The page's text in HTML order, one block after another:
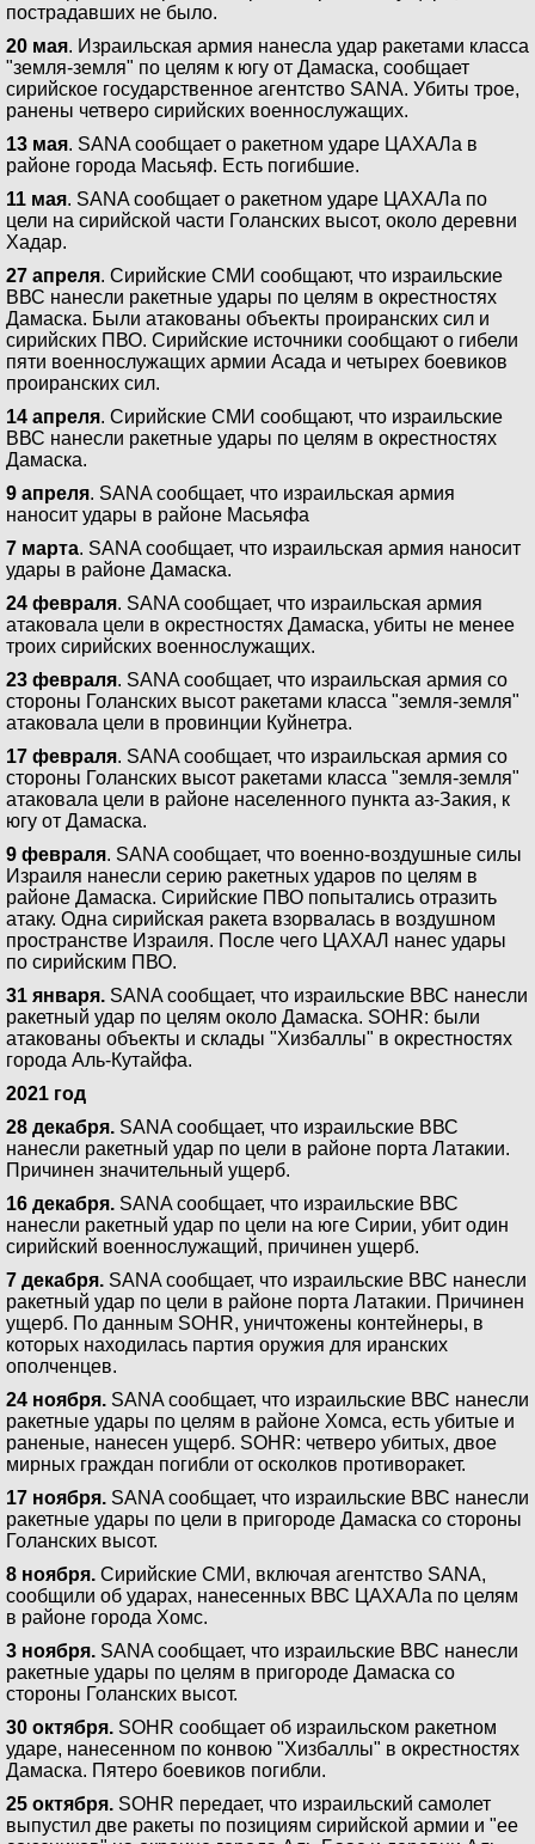
пострадавших не было.
20 мая. Израильская армия нанесла удар ракетами класса
"земля-земля" по целям к югу от Дамаска, сообщает
сирийское государственное агентство SANA. Убиты трое,
ранены четверо сирийских военнослужащих.
13 мая. SANA сообщает о ракетном ударе ЦАХАЛа в
районе города Масьяф. Есть погибшие.
11 мая. SANA сообщает о ракетном ударе ЦАХАЛа по
цели на сирийской части Голанских высот, около деревни
Хадар.
27 апреля. Сирийские СМИ сообщают, что израильские
ВВС нанесли ракетные удары по целям в окрестностях
Дамаска. Были атакованы объекты проиранских сил и
сирийских ПВО. Сирийские источники сообщают о гибели
пяти военнослужащих армии Асада и четырех боевиков
проиранских сил.
14 апреля. Сирийские СМИ сообщают, что израильские
ВВС нанесли ракетные удары по целям в окрестностях
Дамаска.
9 апреля. SANA сообщает, что израильская армия
наносит удары в районе Масьяфа
7 марта. SANA сообщает, что израильская армия наносит
удары в районе Дамаска.
24 февраля. SANA сообщает, что израильская армия
атаковала цели в окрестностях Дамаска, убиты не менее
троих сирийских военнослужащих.
23 февраля. SANA сообщает, что израильская армия со
стороны Голанских высот ракетами класса "земля-земля"
атаковала цели в провинции Куйнетра.
17 февраля. SANA сообщает, что израильская армия со
стороны Голанских высот ракетами класса "земля-земля"
атаковала цели в районе населенного пункта аз-Закия, к
югу от Дамаска.
9 февраля. SANA сообщает, что военно-воздушные силы
Израиля нанесли серию ракетных ударов по целям в
районе Дамаска. Сирийские ПВО попытались отразить
атаку. Одна сирийская ракета взорвалась в воздушном
пространстве Израиля. После чего ЦАХАЛ нанес удары
по сирийским ПВО.
31 января. SANA сообщает, что израильские ВВС нанесли
ракетный удар по целям около Дамаска. SOHR: были
атакованы объекты и склады "Хизбаллы" в окрестностях
города Аль-Кутайфа.
2021 год
28 декабря. SANA сообщает, что израильские ВВС
нанесли ракетный удар по цели в районе порта Латакии.
Причинен значительный ущерб.
16 декабря. SANA сообщает, что израильские ВВС
нанесли ракетный удар по цели на юге Сирии, убит один
сирийский военнослужащий, причинен ущерб.
7 декабря. SANA сообщает, что израильские ВВС нанесли
ракетный удар по цели в районе порта Латакии. Причинен
ущерб. По данным SOHR, уничтожены контейнеры, в
которых находилась партия оружия для иранских
ополченцев.
24 ноября. SANA сообщает, что израильские ВВС нанесли
ракетные удары по целям в районе Хомса, есть убитые и
раненые, нанесен ущерб. SOHR: четверо убитых, двое
мирных граждан погибли от осколков противоракет.
17 ноября. SANA сообщает, что израильские ВВС нанесли
ракетные удары по цели в пригороде Дамаска со стороны
Голанских высот.
8 ноября. Сирийские СМИ, включая агентство SANA,
сообщили об ударах, нанесенных ВВС ЦАХАЛа по целям
в районе города Хомс.
3 ноября. SANA сообщает, что израильские ВВС нанесли
ракетные удары по целям в пригороде Дамаска со
стороны Голанских высот.
30 октября. SOHR сообщает об израильском ракетном
ударе, нанесенном по конвою "Хизбаллы" в окрестностях
Дамаска. Пятеро боевиков погибли.
25 октября. SOHR передает, что израильский самолет
выпустил две ракеты по позициям сирийской армии и "ее